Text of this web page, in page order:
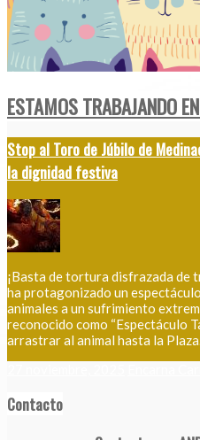
ESTAMOS TRABAJANDO
Stop al Toro de Júbilo de
la dignidad festiva
¡Basta de tortura disfrazada de
ha protagonizado un
animales a un sufrimiento
reconocido como “Espectáculo
arrastrar al animal hasta la
Contacto